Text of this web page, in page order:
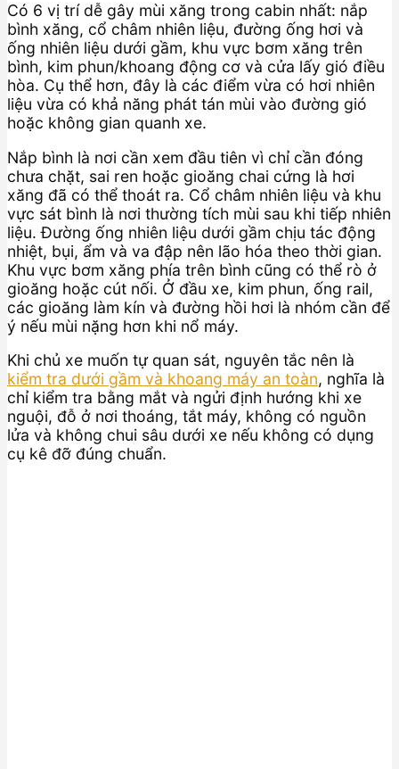
Có 6 vị trí dễ gây mùi xăng trong cabin nhất: nắp
bình xăng, cổ châm nhiên liệu, đường ống hơi và
ống nhiên liệu dưới gầm, khu vực bơm xăng trên
bình, kim phun/khoang động cơ và cửa lấy gió điều
hòa. Cụ thể hơn, đây là các điểm vừa có hơi nhiên
liệu vừa có khả năng phát tán mùi vào đường gió
hoặc không gian quanh xe.
Nắp bình là nơi cần xem đầu tiên vì chỉ cần đóng
chưa chặt, sai ren hoặc gioăng chai cứng là hơi
xăng đã có thể thoát ra. Cổ châm nhiên liệu và khu
vực sát bình là nơi thường tích mùi sau khi tiếp nhiên
liệu. Đường ống nhiên liệu dưới gầm chịu tác động
nhiệt, bụi, ẩm và va đập nên lão hóa theo thời gian.
Khu vực bơm xăng phía trên bình cũng có thể rò ở
gioăng hoặc cút nối. Ở đầu xe, kim phun, ống rail,
các gioăng làm kín và đường hồi hơi là nhóm cần để
ý nếu mùi nặng hơn khi nổ máy.
Khi chủ xe muốn tự quan sát, nguyên tắc nên là
kiểm tra dưới gầm và khoang máy an toàn, nghĩa là
chỉ kiểm tra bằng mắt và ngửi định hướng khi xe
nguội, đỗ ở nơi thoáng, tắt máy, không có nguồn
lửa và không chui sâu dưới xe nếu không có dụng
cụ kê đỡ đúng chuẩn.